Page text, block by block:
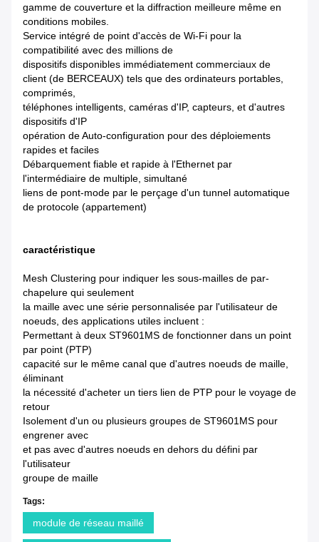
gamme de couverture et la diffraction meilleure même en
conditions mobiles.
Service intégré de point d'accès de Wi-Fi pour la
compatibilité avec des millions de
dispositifs disponibles immédiatement commerciaux de
client (de BERCEAUX) tels que des ordinateurs portables,
comprimés,
téléphones intelligents, caméras d'IP, capteurs, et d'autres
dispositifs d'IP
opération de Auto-configuration pour des déploiements
rapides et faciles
Débarquement fiable et rapide à l'Ethernet par
l'intermédiaire de multiple, simultané
liens de pont-mode par le perçage d'un tunnel automatique
de protocole (appartement)
caractéristique
Mesh Clustering pour indiquer les sous-mailles de par-
chapelure qui seulement
la maille avec une série personnalisée par l'utilisateur de
noeuds, des applications utiles incluent :
Permettant à deux ST9601MS de fonctionner dans un point
par point (PTP)
capacité sur le même canal que d'autres noeuds de maille,
éliminant
la nécessité d'acheter un tiers lien de PTP pour le voyage de
retour
Isolement d'un ou plusieurs groupes de ST9601MS pour
engrener avec
et pas avec d'autres noeuds en dehors du défini par
l'utilisateur
groupe de maille
Tags:
module de réseau maillé